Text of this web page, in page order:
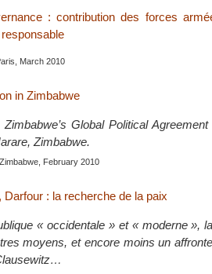
: contribution des forces
March 2010
in Zimbabwe
Global Political
Zimbabwe.
Zimbabwe, February 2010
Darfour : la recherche de la paix
« occidentale » et « moderne »,
moyens, et encore moins un